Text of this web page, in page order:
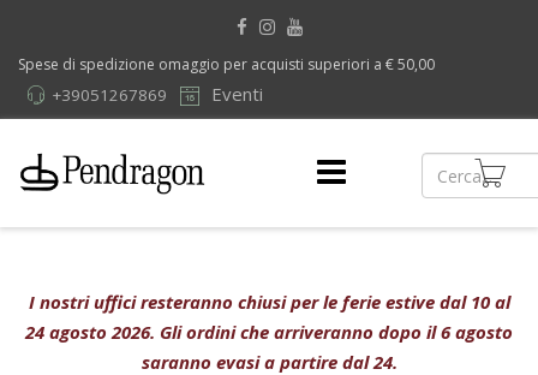
Spese di spedizione omaggio per acquisti superiori a € 50,00
Eventi
+39051267869
I nostri uffici resteranno chiusi per le ferie estive dal 10 al
24 agosto 2026. Gli ordini che arriveranno dopo il 6 agosto
saranno evasi a partire dal 24.